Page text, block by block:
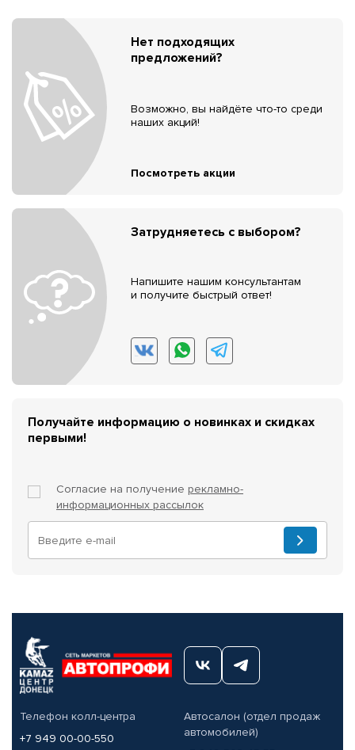
Нет подходящих
предложений?
Возможно, вы найдёте что-то среди
наших акций!
Посмотреть акции
Затрудняетесь с выбором?
Напишите нашим консультантам
и получите быстрый ответ!
Получайте информацию о новинках и скидках
первыми!
Согласие на получение рекламно-
информационных рассылок
Телефон колл-центра
+7 949 00-00-550
Автосалон (отдел продаж
автомобилей)